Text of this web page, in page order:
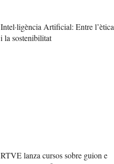
Intel·ligència Artificial: Entre l’ètica
i la sostenibilitat
RTVE lanza cursos sobre guion e